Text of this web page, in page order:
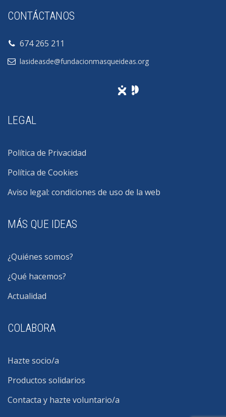
CONTÁCTANOS
674 265 211
lasideasde@fundacionmasqueideas.org
LEGAL
Política de Privacidad
Política de Cookies
Aviso legal: condiciones de uso de la web
MÁS QUE IDEAS
¿Quiénes somos?
¿Qué hacemos?
Actualidad
COLABORA
Hazte socio/a
Productos solidarios
Contacta y hazte voluntario/a